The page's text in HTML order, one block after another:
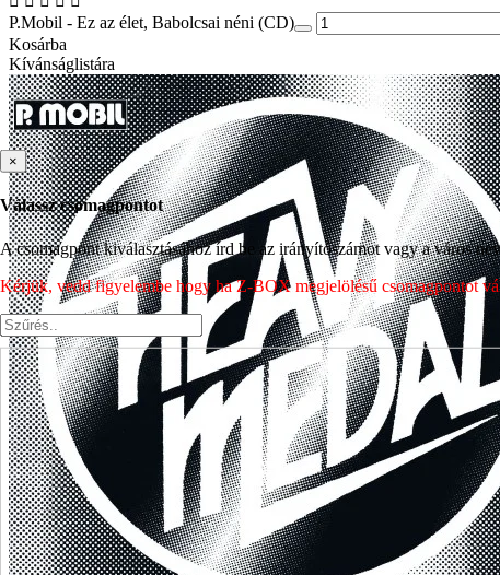
P.Mobil - Ez az élet, Babolcsai néni (CD)
Kosárba
Kívánságlistára
×
Válassz csomagpontot
A csomagpont kiválasztásához írd be az irányítószámot vagy a város
Kérjük, vedd figyelembe hogy ha Z-BOX megjelölésű csomagpontot